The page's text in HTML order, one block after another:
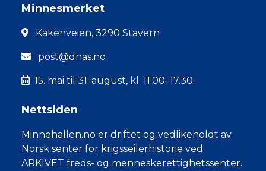
Minnesmerket
Kakenveien, 3290 Stavern
post@dnas.no
15. mai til 31. august, kl. 11.00–17.30.
Nettsiden
Minnehallen.no er driftet og vedlikeholdt av
Norsk senter for krigsseilerhistorie ved
ARKIVET freds- og menneskerettighetssenter.